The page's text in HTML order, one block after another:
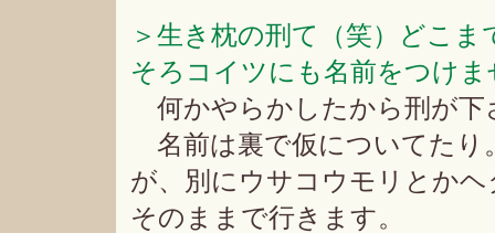
＞生き枕の刑て（笑）どこ
そろコイツにも名前をつけま
何かやらかしたから刑が下
名前は裏で仮についてたり
が、別にウサコウモリとか
そのままで行きます。